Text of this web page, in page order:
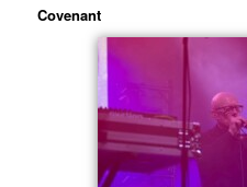
Covenant